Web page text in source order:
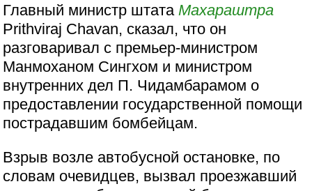
Главный министр штата Махараштра
Prithviraj Chavan, сказал, что он
разговаривал с премьер-министром
Манмоханом Сингхом и министром
внутренних дел П. Чидамбарамом о
предоставлении государственной помощи
пострадавшим бомбейцам.
Взрыв возле автобусной остановке, по
словам очевидцев, вызвал проезжавший